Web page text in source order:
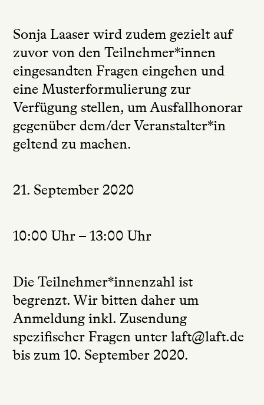
Sonja Laaser wird zudem gezielt auf
zuvor von den Teilnehmer*innen
eingesandten Fragen eingehen und
eine Musterformulierung zur
Verfügung stellen, um Ausfallhonorar
gegenüber dem/der Veranstalter*in
geltend zu machen.
21. September 2020
10:00 Uhr – 13:00 Uhr
Die Teilnehmer*innenzahl ist
begrenzt. Wir bitten daher um
Anmeldung inkl. Zusendung
spezifischer Fragen unterlaft@laft.de
bis zum 10. September 2020.